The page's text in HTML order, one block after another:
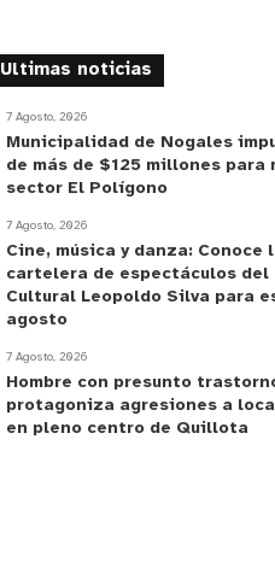
Ultimas noticias
7 Agosto, 2026
Municipalidad de Nogales
de más de $125 millones para
sector El Polígono
7 Agosto, 2026
Cine, música y danza: Conoce
cartelera de espectáculos del
Cultural Leopoldo Silva para
agosto
7 Agosto, 2026
Hombre con presunto
protagoniza agresiones a
en pleno centro de Quillota